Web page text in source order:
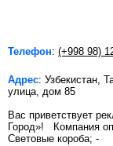
Телефон: (+998 98)
Адрес: Узбекистан,
улица, дом 85
Вас приветствует
Город»! Компания
Световые короба; -